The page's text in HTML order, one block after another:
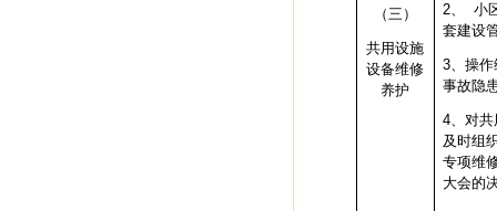
（三）
共用设施
设备维修
养护
2、
小
套建设
3、操作
事故隐
4、对共
及时组
专项维
大会的